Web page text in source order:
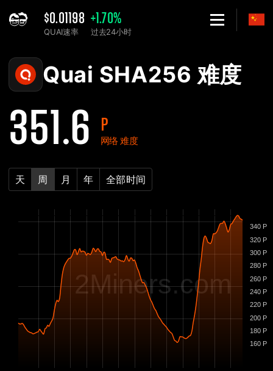
$0.01198
QUAI速率
+1.70%
过去24小时
Quai SHA256 网络难度表 - 2Miners
Quai SHA256 难度
351.6 P
网络 难度
天 周 月 年 全部时间
2Miners.com
160 P
180 P
200 P
220 P
240 P
260 P
280 P
300 P
320 P
340 P